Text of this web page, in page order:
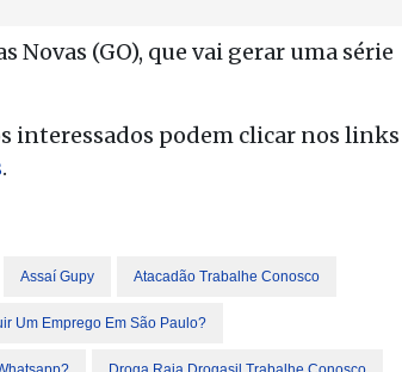
Novas (GO), que vai gerar uma série
interessados podem clicar nos links
.
Assaí Gupy Atacadão Trabalhe Conosco
Um Emprego Em São Paulo?